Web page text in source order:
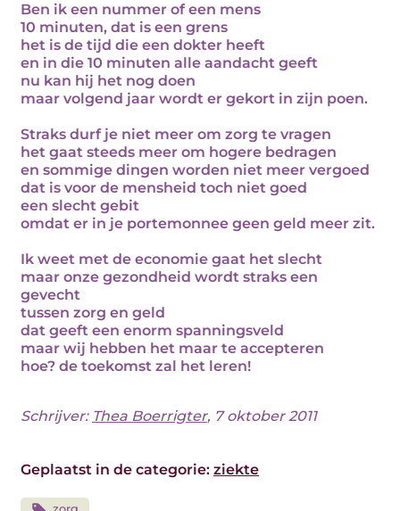
Ben ik een nummer of een mens
10 minuten, dat is een grens
het is de tijd die een dokter heeft
en in die 10 minuten alle aandacht geeft
nu kan hij het nog doen
maar volgend jaar wordt er gekort in zijn poen.
Straks durf je niet meer om zorg te vragen
het gaat steeds meer om hogere bedragen
en sommige dingen worden niet meer vergoed
dat is voor de mensheid toch niet goed
een slecht gebit
omdat er in je portemonnee geen geld meer zit.
Ik weet met de economie gaat het slecht
maar onze gezondheid wordt straks een
gevecht
tussen zorg en geld
dat geeft een enorm spanningsveld
maar wij hebben het maar te accepteren
hoe? de toekomst zal het leren!
Schrijver: Thea Boerrigter, 7 oktober 2011
Geplaatst in de categorie: ziekte